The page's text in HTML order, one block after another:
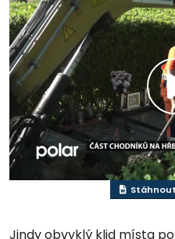
Jindy obvyklý klid místa